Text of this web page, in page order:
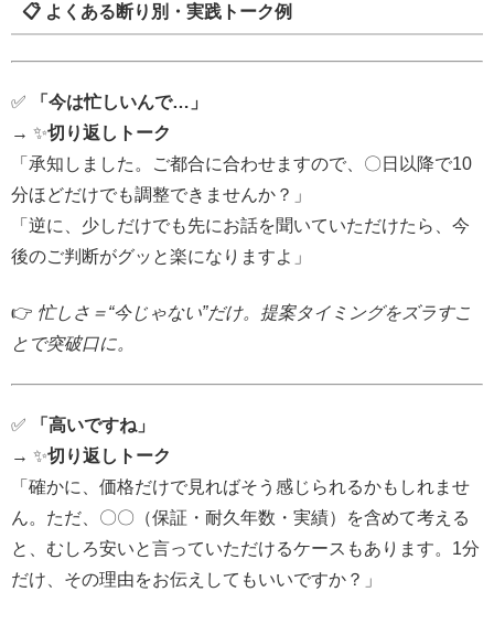
📋 よくある断り別・実践トーク例
✅
「今は忙しいんで…」
→ ✨切り返しトーク
「承知しました。ご都合に合わせますので、〇日以降で10
分ほどだけでも調整できませんか？」
「逆に、少しだけでも先にお話を聞いていただけたら、今
後のご判断がグッと楽になりますよ」
👉 忙しさ＝“今じゃない”だけ。提案タイミングをズラすこ
とで突破口に。
✅
「高いですね」
→ ✨切り返しトーク
「確かに、価格だけで見ればそう感じられるかもしれませ
ん。ただ、〇〇（保証・耐久年数・実績）を含めて考える
と、むしろ安いと言っていただけるケースもあります。1分
だけ、その理由をお伝えしてもいいですか？」